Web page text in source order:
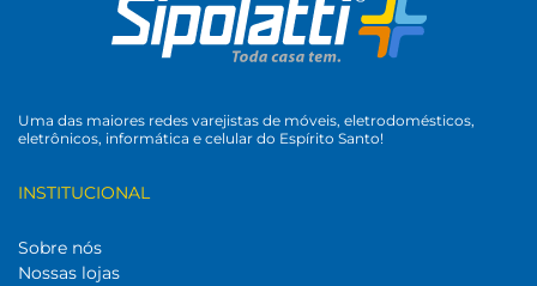
Uma das maiores redes varejistas de móveis, eletrodomésticos,
eletrônicos, informática e celular do Espírito Santo!
INSTITUCIONAL
Sobre nós
Nossas lojas